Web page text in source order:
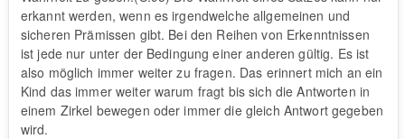
erkannt werden, wenn es irgendwelche allgemeinen und
sicheren Prämissen gibt. Bei den Reihen von Erkenntnissen
ist jede nur unter der Bedingung einer anderen gültig. Es ist
also möglich immer weiter zu fragen. Das erinnert mich an ein
Kind das immer weiter warum fragt bis sich die Antworten in
einem Zirkel bewegen oder immer die gleich Antwort gegeben
wird.